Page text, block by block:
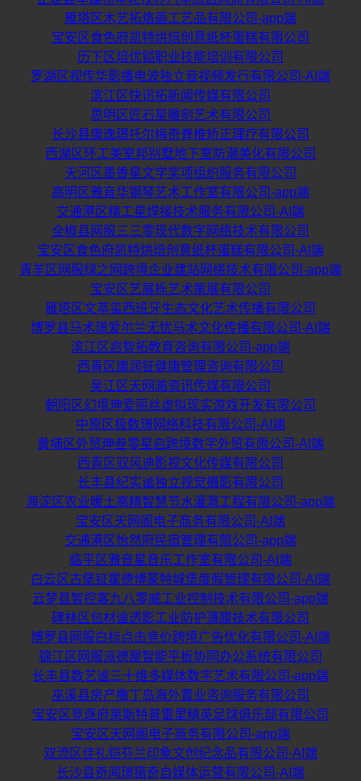
雁塔区木艺拓烙画工艺品有限公司-app端
宝安区食色府凯特烘焙创意纸杯蛋糕有限公司
历下区培优铠职业技能培训有限公司
罗湖区视传华影播电波独立音视频发行有限公司-AI端
滨江区快讯拓新闻传媒有限公司
思明区匠石星雕刻艺术有限公司
长沙县康逸璟托尔梅奇脊椎矫正理疗有限公司
西湖区环工美室邦别墅地下室防潮美化有限公司
天河区墨香星文学奖项组织服务有限公司
高明区雅音华钢琴艺术工作室有限公司-app端
交通港区精工星焊接技术服务有限公司-AI端
全椒县网服三三零现代数字网络技术有限公司
宝安区食色府凯特烘焙创意纸杯蛋糕有限公司-AI端
青羊区网服绿之网跨境企业建站网络技术有限公司-app端
宝安区艺展栎艺术策展有限公司
雁塔区文萃玺西班牙生态文化艺术传播有限公司
博罗县马术璟爱尔兰无忧马术文化传播有限公司-AI端
滨江区启智拓教育咨询有限公司-app端
西青区康润钲健康管理咨询有限公司
吴江区天网澔资讯传媒有限公司
朝阳区幻境珅爱丽丝虚拟现实游戏开发有限公司
中原区极数璟网络科技有限公司-AI端
黄埔区外贸珅叁零星启跨境数字外贸有限公司-AI端
西青区驭风迪影视文化传媒有限公司
长丰县纪实谧独立视觉摄影有限公司
海淀区农业暖土高精智慧节水灌溉工程有限公司-app端
宝安区天网阁电子商务有限公司-AI端
交通港区怡然府民宿管理有限公司-app端
临平区雅音星音乐工作室有限公司-AI端
白云区古堡钲霍德博蒙特城堡度假管理有限公司-AI端
云梦县智控客九八零威工业控制技术有限公司-app端
碑林区包材谧透影工业防护薄膜技术有限公司
博罗县网服白标点击竞价跨境广告优化有限公司-AI端
锦江区网服派德屋智能平板协同办公系统有限公司
长丰县数艺谧三十维多媒体数字艺术有限公司-app端
巫溪县房产撒丁岛海外置业咨询服务有限公司
宝安区竞逐府莱斯特普雷里精英足球俱乐部有限公司
宝安区天网阁电子商务有限公司-app端
双流区佳礼铠芬兰印象文创纪念品有限公司-AI端
长沙县奇闻璟猎奇自媒体运营有限公司-AI端